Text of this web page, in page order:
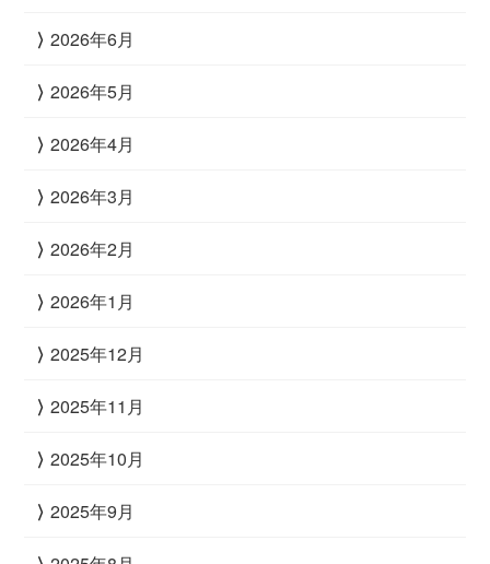
2026年6月
2026年5月
2026年4月
2026年3月
2026年2月
2026年1月
2025年12月
2025年11月
2025年10月
2025年9月